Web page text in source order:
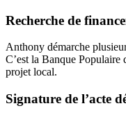
Recherche de
Anthony démarche
C’est la Banque Populaire
projet local.
Signature de l’acte